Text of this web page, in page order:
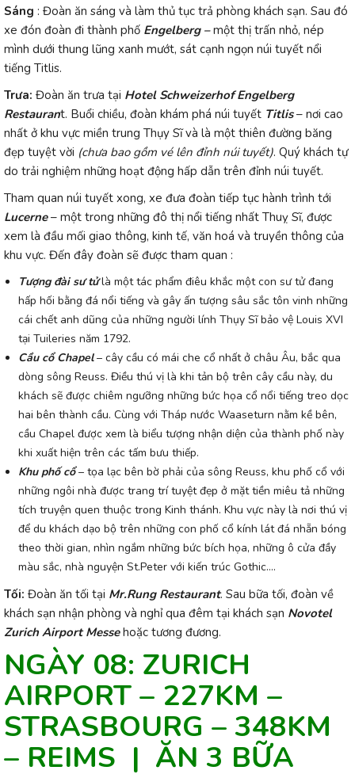
Sáng : Đoàn ăn sáng và làm thủ tục trả phòng khách sạn. Sau đó
xe đón đoàn đi thành phố Engelberg –một thị trấn nhỏ, nép
mình dưới thung lũng xanh mướt, sát cạnh ngọn núi tuyết nổi
tiếng Titlis.
Trưa: Đoàn ăn trưa tại Hotel Schweizerhof Engelberg
Restaurant. Buổi chiều, đoàn khám phá núi tuyết Titlis– nơi cao
nhất ở khu vực miền trung Thụy Sĩ và là một thiên đường băng
đẹp tuyệt vời (chưa bao gồm vé lên đỉnh núi tuyết). Quý khách tự
do trải nghiệm những hoạt động hấp dẫn trên đỉnh núi tuyết.
Tham quan núi tuyết xong, xe đưa đoàn tiếp tục hành trình tới
Lucerne– một trong những đô thị nổi tiếng nhất Thuỵ Sĩ, được
xem là đầu mối giao thông, kinh tế, văn hoá và truyền thông của
khu vực. Đến đây đoàn sẽ được tham quan :
Tượng đài sư tửlà một tác phẩm điêu khắc một con sư tử đang
hấp hối bằng đá nổi tiếng và gây ấn tượng sâu sắc tôn vinh những
cái chết anh dũng của những người lính Thụy Sĩ bảo vệ Louis XVI
tại Tuileries năm 1792.
Cầu cổ Chapel– cây cầu có mái che cổ nhất ở châu Âu, bắc qua
dòng sông Reuss. Điều thú vị là khi tản bộ trên cây cầu này, du
khách sẽ được chiêm ngưỡng những bức họa cổ nổi tiếng treo dọc
hai bên thành cầu. Cùng với Tháp nước Waaseturn nằm kề bên,
cầu Chapel được xem là biểu tượng nhận diện của thành phố này
khi xuất hiện trên các tấm bưu thiếp.
Khu phố cổ– tọa lạc bên bờ phải của sông Reuss, khu phố cổ với
những ngôi nhà được trang trí tuyệt đẹp ở mặt tiền miêu tả những
tích truyện quen thuộc trong Kinh thánh. Khu vực này là nơi thú vị
để du khách dạo bộ trên những con phố cổ kính lát đá nhẵn bóng
theo thời gian, nhìn ngắm những bức bích họa, những ô cửa đầy
màu sắc, nhà nguyện St.Peter với kiến trúc Gothic….
Tối: Đoàn ăn tối tại Mr.Rung Restaurant. Sau bữa tối, đoàn về
khách sạn nhận phòng và nghỉ qua đêm tại khách sạn Novotel
Zurich Airport Messehoặc tương đương.
NGÀY 08: ZURICH
AIRPORT – 227KM –
STRASBOURG – 348KM
– REIMS | ĂN 3 BỮA